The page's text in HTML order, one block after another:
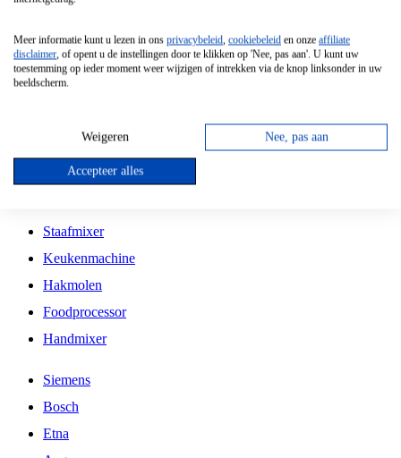
Vrijstaande Magnetron
Vrijstaande Kookplaat
Inbouw Gaskookplaat
Inbouw Keramische Kookplaat
Kookplaat Accessoires
Staafmixer
Keukenmachine
Hakmolen
Foodprocessor
Handmixer
Siemens
Bosch
Etna
Meer informatie kunt u lezen in ons privacybeleid, cookiebeleid en onze affiliate
disclaimer, of opent u de instellingen door te klikken op 'Nee, pas aan'. U kunt uw
toestemming op ieder moment weer wijzigen of intrekken via de knop linksonder in uw
beeldscherm.
Weigeren Nee, pas aan
Accepteer alles